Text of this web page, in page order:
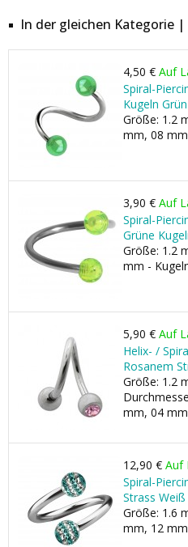
In der gleichen Kategorie |
4,50 € Auf
Spiral-
Kugeln Grün
Größe: 1.2
mm, 08
3,90 € Auf
Spiral-
Grüne
Größe: 1.2
mm -
5,90 € Auf
Helix- /
Rosanem
Größe: 1.2
mm, 04
12,90 € Auf
Spiral-
Strass
Größe: 1.6
mm, 12